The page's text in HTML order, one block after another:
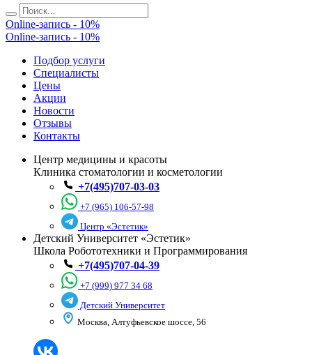
Online-запись - 10%
Online-запись - 10%
Подбор услуги
Специалисты
Цены
Акции
Новости
Отзывы
Контакты
Центр медицины и красоты
Клиника стоматологии и косметологии
+7(495)707-03-03
+7 (965) 106-57-98
Центр «Эстетик»
Детский Университет «Эстетик»
Школа Робототехники и Программирования
+7(495)707-04-39
+7 (999) 977 34 68
Детский Университет
Москва, Алтуфьевское шоссе, 56